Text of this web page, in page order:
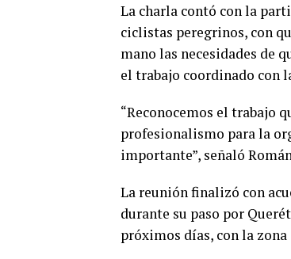
La charla contó con la
ciclistas peregrinos, con
mano las necesidades de
el trabajo coordinado con
“Reconocemos el trabajo
profesionalismo para la
importante”, señaló
La reunión finalizó con
durante su paso por
próximos días, con la